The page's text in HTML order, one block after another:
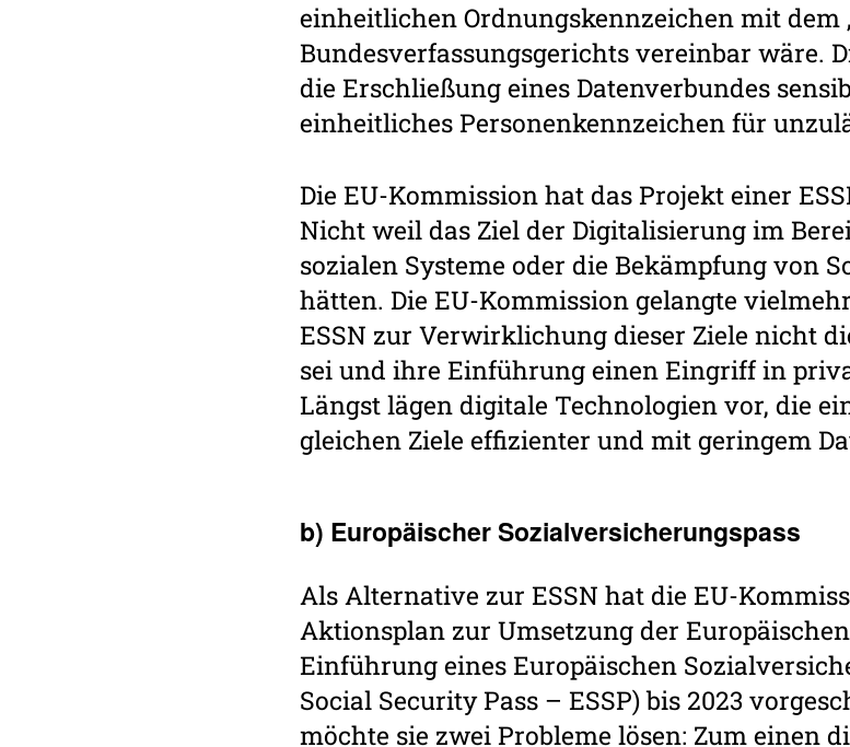
einheitlichen Ordnungskennzeichen mit dem
Bundesverfassungsgerichts vereinbar wäre.
die Erschließung eines Datenverbundes
einheitliches Personenkennzeichen für
Die EU-Kommission hat das Projekt einer
Nicht weil das Ziel der Digitalisierung im
sozialen Systeme oder die Bekämpfung von
hätten. Die EU-Kommission gelangte
ESSN zur Verwirklichung dieser Ziele nicht
sei und ihre Einführung einen Eingriff in
Längst lägen digitale Technologien vor, die
gleichen Ziele effizienter und mit geringem
b) Euro­päi­scher Sozi­al­ver­si­che­rungs­pass
Als Alternative zur ESSN hat die EU-
Aktionsplan zur Umsetzung der
Einführung eines Europäischen
Social Security Pass – ESSP) bis 2023
möchte sie zwei Probleme lösen: Zum einen